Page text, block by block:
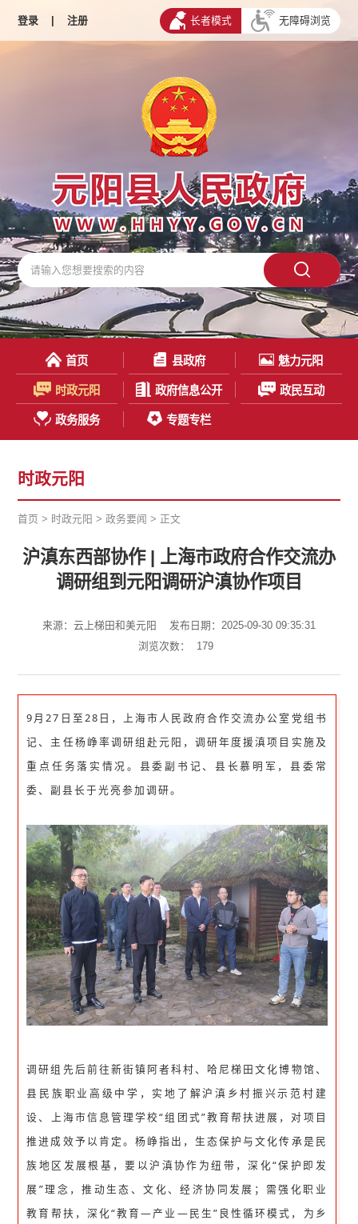
登录 | 注册 长者模式 无障碍浏览
首页 县政府 魅力元阳
时政元阳 政府信息公开 政民互动
政务服务 专题专栏
时政元阳
首页 > 时政元阳 >政务要闻 > 正文
沪滇东西部协作 | 上海市政府合作交流办
调研组到元阳调研沪滇协作项目
来源：云上梯田和美元阳
发布日期：2025-09-30 09:35:31
浏览次数：
179
9月27日至28日，上海市人民政府合作交流办公室党组书
记、主任杨峥率调研组赴元阳，调研年度援滇项目实施及
重点任务落实情况。县委副书记、县长慕明军，县委常
委、副县长于光亮参加调研。
调研组先后前往新街镇阿者科村、哈尼梯田文化博物馆、
县民族职业高级中学，实地了解沪滇乡村振兴示范村建
设、上海市信息管理学校“组团式”教育帮扶进展，对项目
推进成效予以肯定。杨峥指出，生态保护与文化传承是民
族地区发展根基，要以沪滇协作为纽带，深化“保护即发
展”理念，推动生态、文化、经济协同发展；需强化职业
教育帮扶，深化“教育—产业—民生”良性循环模式，为乡